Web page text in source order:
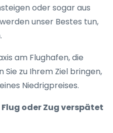
oder sogar aus
unser Bestes tun,
am Flughafen, die
zu Ihrem Ziel bringen,
Niedrigpreises.
oder Zug verspätet